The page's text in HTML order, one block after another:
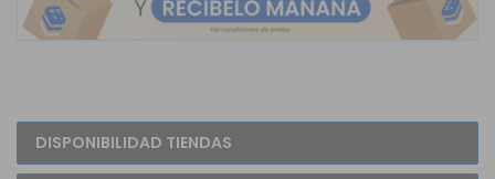
DISPONIBILIDAD TIENDAS